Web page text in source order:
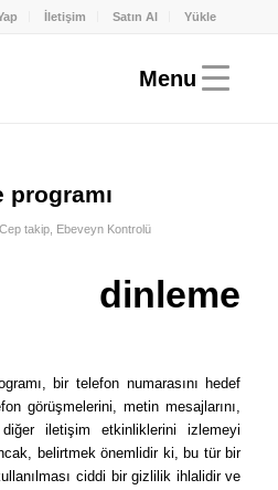
İletişim Satın Al Yükle
programı
Cep takip, Ebeveyn Kontrolü
dinleme
bir telefon numarasını hedef
görüşmelerini, metin mesajlarını,
diğer iletişim etkinliklerini izlemeyi
belirtmek önemlidir ki, bu tür bir
ciddi bir gizlilik ihlalidir ve